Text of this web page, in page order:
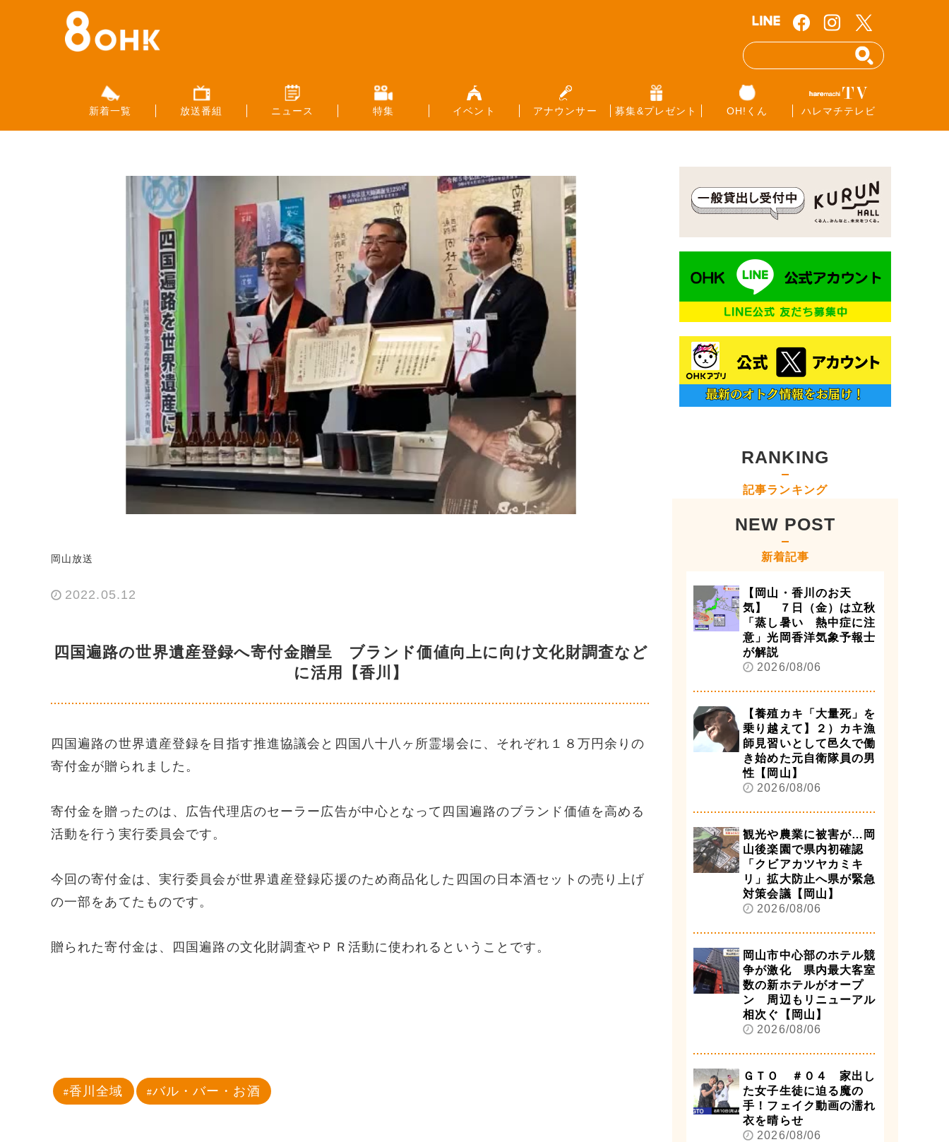
新着一覧 放送番組 ニュース 特集 イベント アナウンサー 募集&プレゼント OH!くん ハレマチテレビ
岡山放送
2022.05.12
四国遍路の世界遺産登録へ寄付金贈呈 ブランド価値向上に向け文化財調査など
に活用【香川】
四国遍路の世界遺産登録を目指す推進協議会と四国八十八ヶ所霊場会に、それぞれ１８万円余りの
寄付金が贈られました。
寄付金を贈ったのは、広告代理店のセーラー広告が中心となって四国遍路のブランド価値を高める
活動を行う実行委員会です。
今回の寄付金は、実行委員会が世界遺産登録応援のため商品化した四国の日本酒セットの売り上げ
の一部をあてたものです。
贈られた寄付金は、四国遍路の文化財調査やＰＲ活動に使われるということです。
香川全域 バル・バー・お酒
RANKING
記事ランキング
NEW POST
新着記事
【岡山・香川のお天
気】 ７日（金）は立秋
「蒸し暑い 熱中症に注
意」光岡香洋気象予報士
が解説
2026/08/06
【養殖カキ「大量死」を
乗り越えて】２）カキ漁
師見習いとして邑久で働
き始めた元自衛隊員の男
性【岡山】
2026/08/06
観光や農業に被害が…岡
山後楽園で県内初確認
「クビアカツヤカミキ
リ」拡大防止へ県が緊急
対策会議【岡山】
2026/08/06
岡山市中心部のホテル競
争が激化 県内最大客室
数の新ホテルがオープ
ン 周辺もリニューアル
相次ぐ【岡山】
2026/08/06
ＧＴＯ ＃０４ 家出し
た女子生徒に迫る魔の
手！フェイク動画の濡れ
衣を晴らせ
2026/08/06